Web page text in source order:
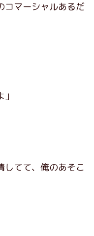
コマーシャルあるだ
してて、俺のあそこ